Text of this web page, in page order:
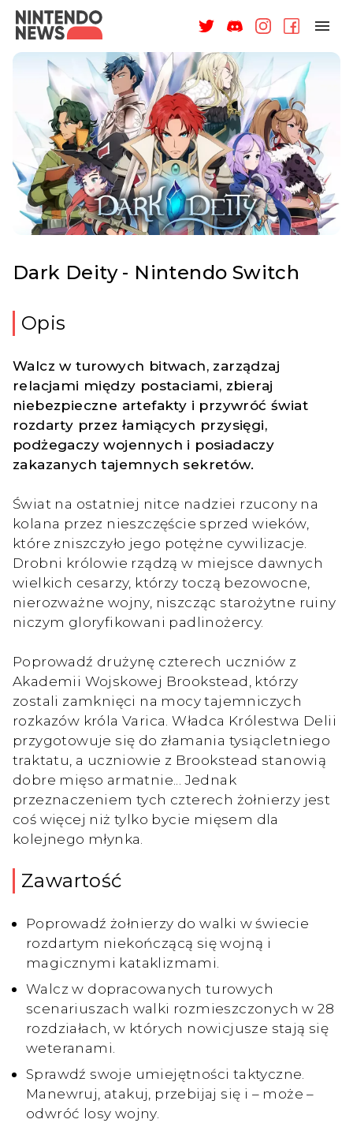
NAGRODY
NEWSY
RECENZJE
ARTYKUŁY
WSPARCIE
ZALOGUJ
Dark Deity - Nintendo Switch
Opis
Walcz w turowych bitwach, zarządzaj
relacjami między postaciami, zbieraj
niebezpieczne artefakty i przywróć świat
rozdarty przez łamiących przysięgi,
podżegaczy wojennych i posiadaczy
zakazanych tajemnych sekretów.
Świat na ostatniej nitce nadziei rzucony na
kolana przez nieszczęście sprzed wieków,
które zniszczyło jego potężne cywilizacje.
Drobni królowie rządzą w miejsce dawnych
wielkich cesarzy, którzy toczą bezowocne,
nierozważne wojny, niszcząc starożytne ruiny
niczym gloryfikowani padlinożercy.
Poprowadź drużynę czterech uczniów z
Akademii Wojskowej Brookstead, którzy
zostali zamknięci na mocy tajemniczych
rozkazów króla Varica. Władca Królestwa Delii
przygotowuje się do złamania tysiącletniego
traktatu, a uczniowie z Brookstead stanowią
dobre mięso armatnie... Jednak
przeznaczeniem tych czterech żołnierzy jest
coś więcej niż tylko bycie mięsem dla
kolejnego młynka.
Zawartość
Poprowadź żołnierzy do walki w świecie
rozdartym niekończącą się wojną i
magicznymi kataklizmami.
Walcz w dopracowanych turowych
scenariuszach walki rozmieszczonych w 28
rozdziałach, w których nowicjusze stają się
weteranami.
Sprawdź swoje umiejętności taktyczne.
Manewruj, atakuj, przebijaj się i – może –
odwróć losy wojny.